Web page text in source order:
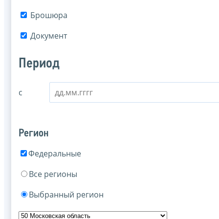
Брошюра
Документ
Период
с
Регион
Федеральные
Все регионы
Выбранный регион